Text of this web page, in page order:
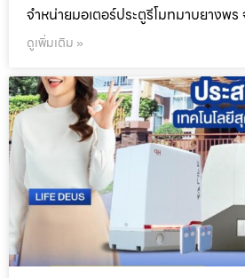
จำหน่ายมอเตอร์ประตูรีโมทมาบยางพร
ดูเพิ่มเติม »